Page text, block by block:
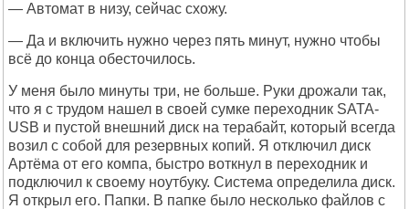
— Автомат в низу, сейчас схожу.
— Да и включить нужно через пять минут, нужно чтобы
всё до конца обесточилось.
У меня было минуты три, не больше. Руки дрожали так,
что я с трудом нашел в своей сумке переходник SATA-
USB и пустой внешний диск на терабайт, который всегда
возил с собой для резервных копий. Я отключил диск
Артёма от его компа, быстро воткнул в переходник и
подключил к своему ноутбуку. Система определила диск.
Я открыл его. Папки. В папке было несколько файлов с